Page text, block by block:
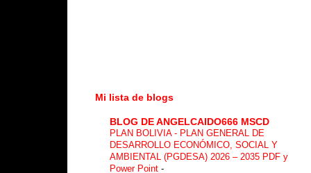
Mi lista de blogs
BLOG DE ANGELCAIDO666 MSCD
PLAN BOLIVIA - PLAN GENERAL DE
DESARROLLO ECONÓMICO, SOCIAL Y
AMBIENTAL (PGDESA) 2026 – 2035 PDF y
Power Point -